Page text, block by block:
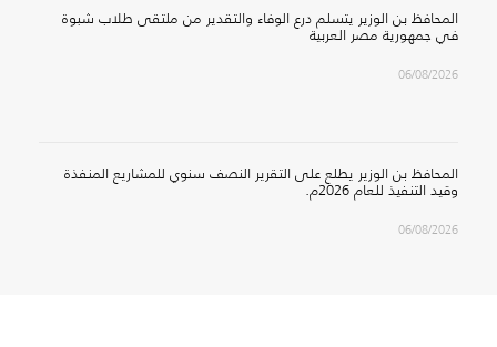
المحافظ بن الوزير يتسلم درع الوفاء والتقدير من ملتقى طلاب شبوة
في جمهورية مصر العربية
06/08/2026
المحافظ بن الوزير يطلع على التقرير النصف سنوي للمشاريع المنفذة
وقيد التنفيذ للعام 2026م.
06/08/2026